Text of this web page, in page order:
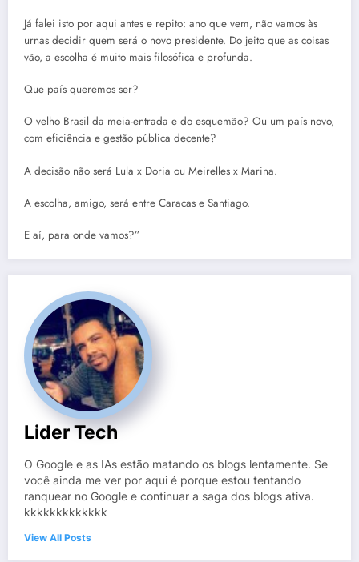
Já falei isto por aqui antes e repito: ano que vem, não vamos às
urnas decidir quem será o novo presidente. Do jeito que as coisas
vão, a escolha é muito mais filosófica e profunda.
Que país queremos ser?
O velho Brasil da meia-entrada e do esquemão? Ou um país novo,
com eficiência e gestão pública decente?
A decisão não será Lula x Doria ou Meirelles x Marina.
A escolha, amigo, será entre Caracas e Santiago.
E aí, para onde vamos?”
Lider Tech
O Google e as IAs estão matando os blogs lentamente. Se
você ainda me ver por aqui é porque estou tentando
ranquear no Google e continuar a saga dos blogs ativa.
kkkkkkkkkkkkk
View All Posts